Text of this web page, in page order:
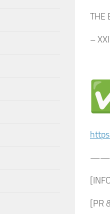
THE
–
[PR